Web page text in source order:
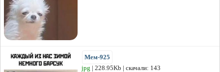
Мем-925
jpg | 228.95Kb | скачали: 143